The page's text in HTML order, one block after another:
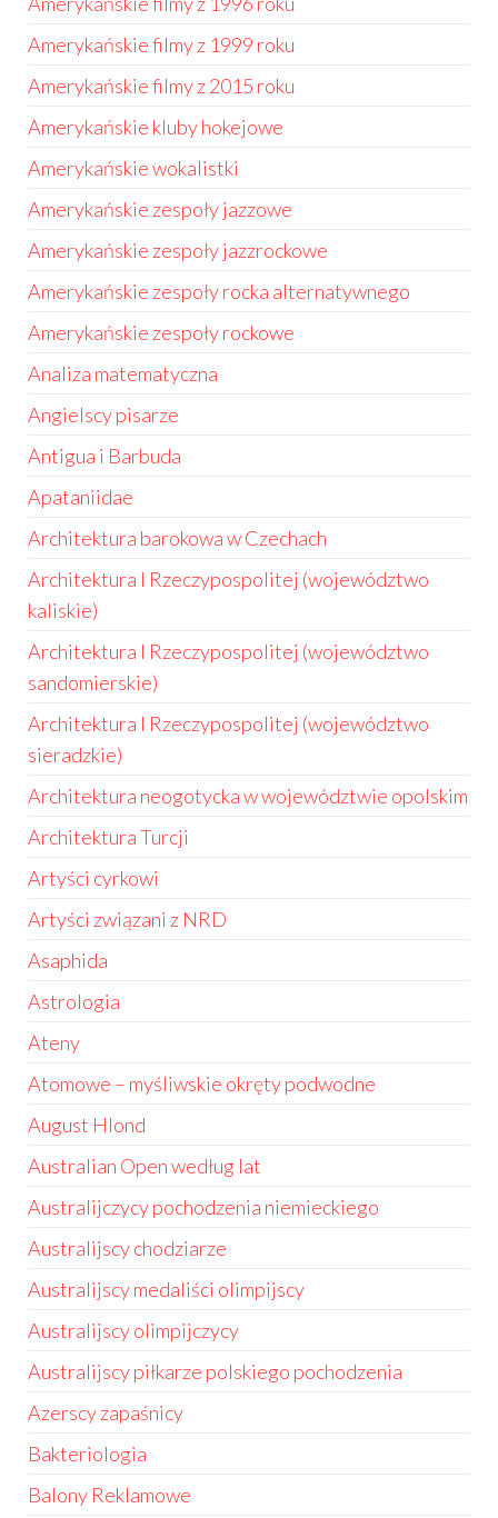
Amerykańskie filmy z 1999 roku
Amerykańskie filmy z 2015 roku
Amerykańskie kluby hokejowe
Amerykańskie wokalistki
Amerykańskie zespoły jazzowe
Amerykańskie zespoły jazzrockowe
Amerykańskie zespoły rocka alternatywnego
Amerykańskie zespoły rockowe
Analiza matematyczna
Angielscy pisarze
Antigua i Barbuda
Apataniidae
Architektura barokowa w Czechach
Architektura I Rzeczypospolitej (województwo
kaliskie)
Architektura I Rzeczypospolitej (województwo
sandomierskie)
Architektura I Rzeczypospolitej (województwo
sieradzkie)
Architektura neogotycka w województwie opolskim
Architektura Turcji
Artyści cyrkowi
Artyści związani z NRD
Asaphida
Astrologia
Ateny
Atomowe – myśliwskie okręty podwodne
August Hlond
Australian Open według lat
Australijczycy pochodzenia niemieckiego
Australijscy chodziarze
Australijscy medaliści olimpijscy
Australijscy olimpijczycy
Australijscy piłkarze polskiego pochodzenia
Azerscy zapaśnicy
Bakteriologia
Balony Reklamowe